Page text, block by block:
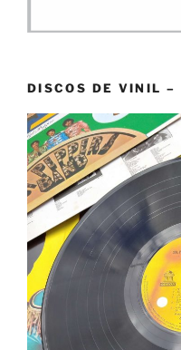
DISCOS DE VINIL –